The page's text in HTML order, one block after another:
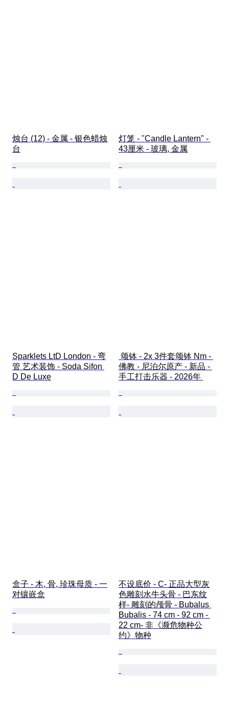
烛台 (12) - 金属 - 银色蜡烛
台
灯笼 - "Candle Lantern" -
43厘米 - 玻璃, 金属
Sparklets LtD London - 弯
管 艺术装饰 - Soda Sifon
D De Luxe
佛教 - 尼泊尔原产 - 新品 -
手工打击乐器 - 2026年
盒子 - 木, 骨, 珍珠母质 - 一
对镶嵌盒
不设底价 - C- 正品大型灰
色雕刻水牛头骨 - 巴东纹
样- 雕刻的颅骨 - Bubalus
Bubalis - 74 cm - 92 cm -
22 cm- 非《濒危物种公
约》物种